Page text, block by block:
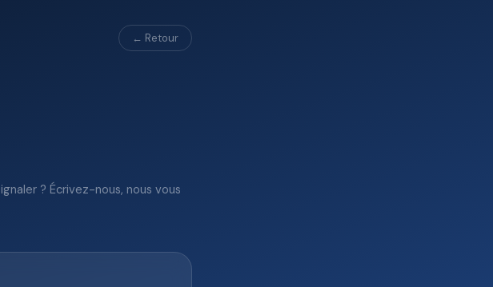
← Retour
? Écrivez-nous, nous vous